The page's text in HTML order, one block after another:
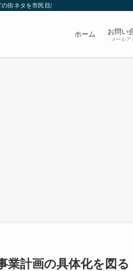
街ネタを市民目線で発信していきます。
ホーム お問い
メールア
業計画の具体化を図る